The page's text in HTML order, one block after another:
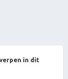
in dit